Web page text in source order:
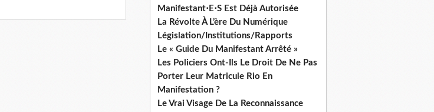
Manifestant⋅E⋅S Est Déjà Autorisée
La Révolte À L’ère Du Numérique
Législation/Institutions/Rapports
Le « Guide Du Manifestant Arrêté »
Les Policiers Ont-Ils Le Droit De Ne Pas
Porter Leur Matricule Rio En
Manifestation ?
Le Vrai Visage De La Reconnaissance